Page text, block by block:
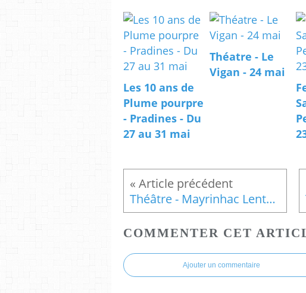
Les 10 ans de
Plume pourpre
- Pradines - Du
27 au 31 mai
Théatre - Le
Vigan - 24 mai
Théâtre - Mayrinhac Lentour -18 janvier
COMMENTER CET
Ajouter un commentaire